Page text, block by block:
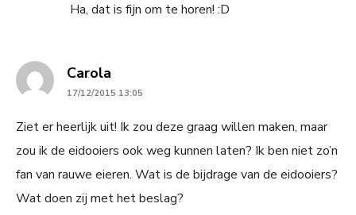
Ha, dat is fijn om te horen! :D
Carola
17/12/2015 13:05
Ziet er heerlijk uit! Ik zou deze graag willen maken, maar
zou ik de eidooiers ook weg kunnen laten? Ik ben niet zo’n
fan van rauwe eieren. Wat is de bijdrage van de eidooiers?
Wat doen zij met het beslag?